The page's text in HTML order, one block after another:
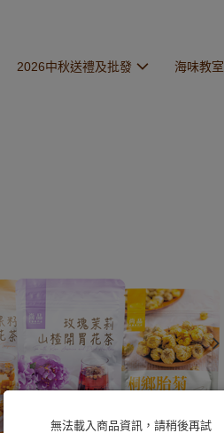
無法載入商品資訊，請稍後再試
2026中秋送禮及批發 海味教室